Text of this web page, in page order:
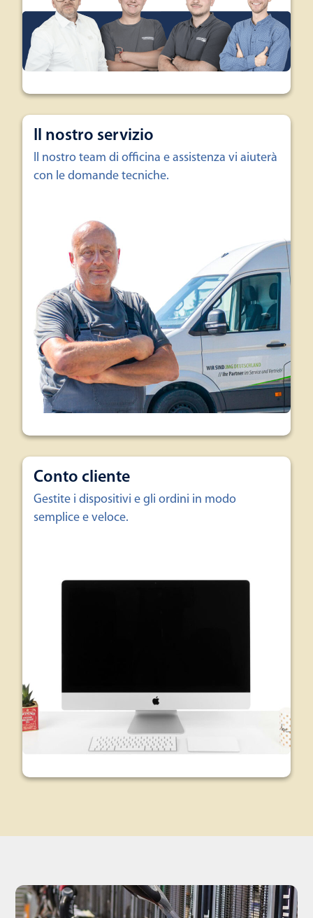
Il nostro servizio
Il nostro team di officina e assistenza vi aiuterà
con le domande tecniche.
Conto cliente
Gestite i dispositivi e gli ordini in modo
semplice e veloce.